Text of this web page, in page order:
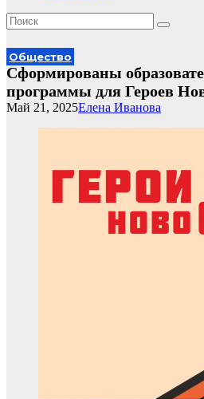
Общество
Сформированы
программы для Героев
Елена Иванова
Май 21, 2025